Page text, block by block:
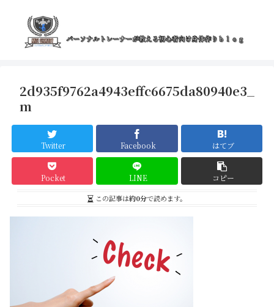
2d935f9762a4943effc6675da80940e3_
m
Twitter Facebook はてブ
Pocket LINE コピー
この記事は約0分で読めます。